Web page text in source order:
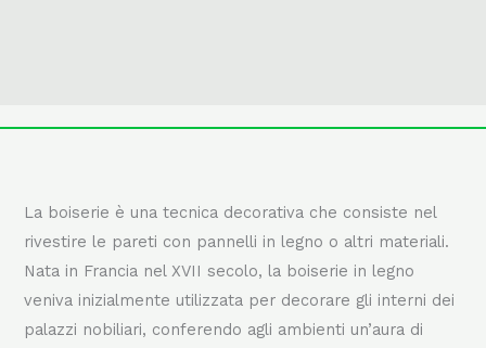
La boiserie è una tecnica decorativa che consiste nel
rivestire le pareti con pannelli in legno o altri materiali.
Nata in Francia nel XVII secolo, la boiserie in legno
veniva inizialmente utilizzata per decorare gli interni dei
palazzi nobiliari, conferendo agli ambienti un’aura di